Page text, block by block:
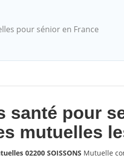
pour sénior en France
santé pour
mutuelles
02200 SOISSONS Mutuelle